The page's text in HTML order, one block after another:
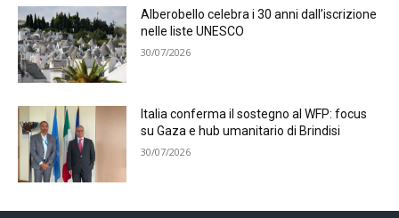
Alberobello celebra i 30 anni dall’iscrizione
nelle liste UNESCO
30/07/2026
Italia conferma il sostegno al WFP: focus
su Gaza e hub umanitario di Brindisi
30/07/2026